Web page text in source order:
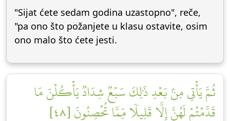
"Sijat ćete sedam godina uzastopno", reče,
"pa ono što požanjete u klasu ostavite, osim
ono malo što ćete jesti.
ثُمَّ يَأۡتِي مِنۢ بَعۡدِ ذَٰلِكَ سَبۡعٞ شِدَادٞ يَأۡكُلۡنَ مَا
قَدَّمۡتُمۡ لَهُنَّ إِلَّا قَلِيلٗا مِّمَّا تُحۡصِنُونَ [٤٨]